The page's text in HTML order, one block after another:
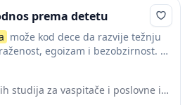
prema detetu
može kod dece da razvije težnju
egoizam i bezobzirnost. U
pedantizam, težnja da se što...
Visoka škola strukovnih studija za vaspitače i poslovne informatičare -Sirmijum